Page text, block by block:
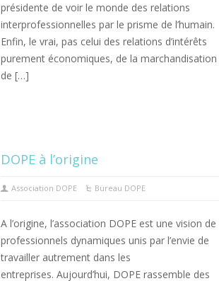
présidente de voir le monde des relations
interprofessionnelles par le prisme de l’humain.
Enfin, le vrai, pas celui des relations d’intérêts
purement économiques, de la
de […]
DOPE à l’origine
Association DOPE Bureau DOPE
A l’origine, l’association DOPE est une vision de
professionnels dynamiques unis par l’envie de
travailler autrement dans les
entreprises. Aujourd’hui, DOPE rassemble des